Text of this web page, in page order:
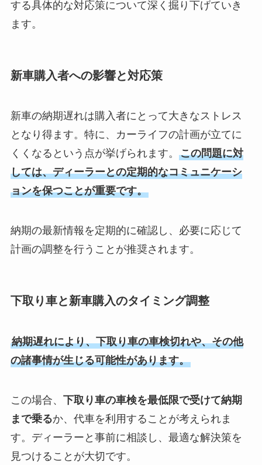
する具体的な対応策について深く掘り下げていき
ます。
新車購入者への影響と対応策
新車の納期遅れは購入者にとって大きなストレス
となり得ます。特に、カーライフの計画が立てに
くくなるという点が挙げられます。 この問題に対
しては、ディーラーとの定期的なコミュニケーシ
ョンを保つことが重要です。
納期の最新情報を定期的に確認し、必要に応じて
計画の調整を行うことが推奨されます。
下取り車と新車購入のタイミング調整
納期遅れにより、下取り車の車検切れや、その他
の諸事情が生じる可能性があります。
この場合、 下取り車の車検を最低限で受けて納期
まで乗るか、代車を利用することが考えられま
す。ディーラーと事前に相談し、最適な解決策を
見つけることが大切です。